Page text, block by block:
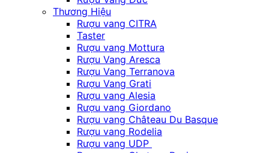
Thương Hiệu
Rượu vang CITRA
Taster
Rượu vang Mottura
Rượu Vang Aresca
Rượu Vang Terranova
Rượu Vang Grati
Rượu vang Alesia
Rượu vang Giordano
Rượu vang Château Du Basque
Rượu vang Rodelia
Rượu vang UDP